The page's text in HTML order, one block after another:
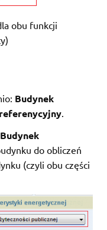
obu funkcji
Budynek
Budynek
do obliczeń
(czyli obu części